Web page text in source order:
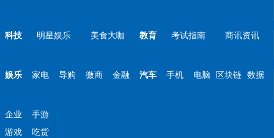
科技 明星娱乐 美食大咖 教育 考试指南 商讯资讯
娱乐 家电 导购 微商 金融 汽车 手机 电脑 区块链 数据
企业
手游
游戏
吃货